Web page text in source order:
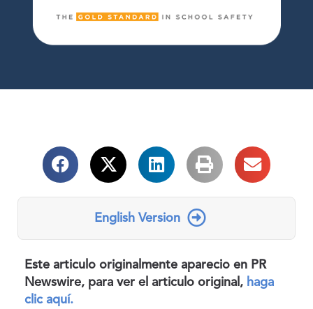
English Version
Este articulo originalmente aparecio en PR
Newswire, para ver el articulo original, haga
clic aquí.